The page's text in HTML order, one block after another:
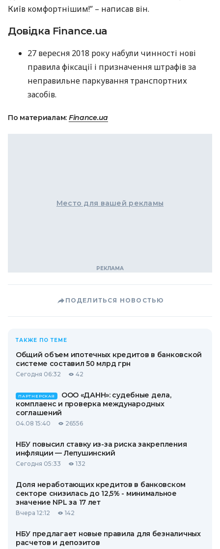
Київ комфортнішим!” – написав він.
Довідка Finance.ua
27 вересня 2018 року набули чинності нові
правила фіксації і призначення штрафів за
неправильне паркування транспортних
засобів.
По материалам: Finance.ua
Место для вашей рекламы
ПОДЕЛИТЬСЯ НОВОСТЬЮ
ТАКЖЕ ПО ТЕМЕ
Общий объем ипотечных кредитов в банковской
системе составил 50 млрд грн
Сегодня 06:32 42
ПАРТНЕРСКАЯ
ООО «ДАНН»: судебные дела,
комплаенс и проверка международных
соглашений
04.08 15:40 26556
НБУ повысил ставку из-за риска закрепления
инфляции — Лепушинский
Сегодня 05:33 132
Доля неработающих кредитов в банковском
секторе снизилась до 12,5% - минимальное
значение NPL за 17 лет
Вчера 12:12 142
НБУ предлагает новые правила для безналичных
расчетов и депозитов